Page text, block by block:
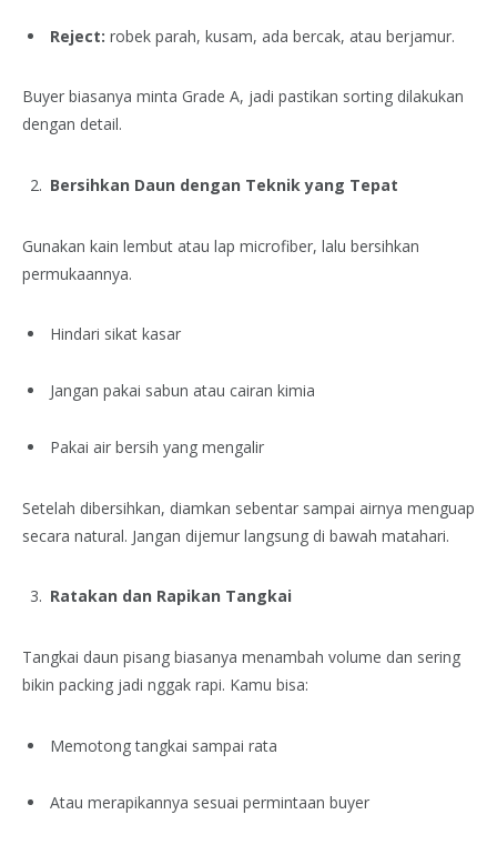
Reject: robek parah, kusam, ada bercak, atau berjamur.
Buyer biasanya minta Grade A, jadi pastikan sorting dilakukan
dengan detail.
Bersihkan Daun dengan Teknik yang Tepat
Gunakan kain lembut atau lap microfiber, lalu bersihkan
permukaannya.
Hindari sikat kasar
Jangan pakai sabun atau cairan kimia
Pakai air bersih yang mengalir
Setelah dibersihkan, diamkan sebentar sampai airnya menguap
secara natural. Jangan dijemur langsung di bawah matahari.
Ratakan dan Rapikan Tangkai
Tangkai daun pisang biasanya menambah volume dan sering
bikin packing jadi nggak rapi. Kamu bisa:
Memotong tangkai sampai rata
Atau merapikannya sesuai permintaan buyer